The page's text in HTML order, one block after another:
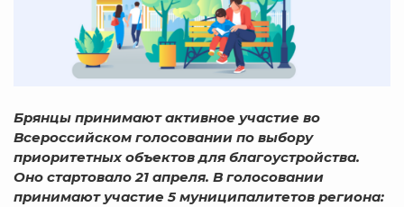
Брянцы принимают активное участие во
Всероссийском голосовании по выбору
приоритетных объектов для благоустройства.
Оно стартовало 21 апреля. В голосовании
принимают участие 5 муниципалитетов региона: